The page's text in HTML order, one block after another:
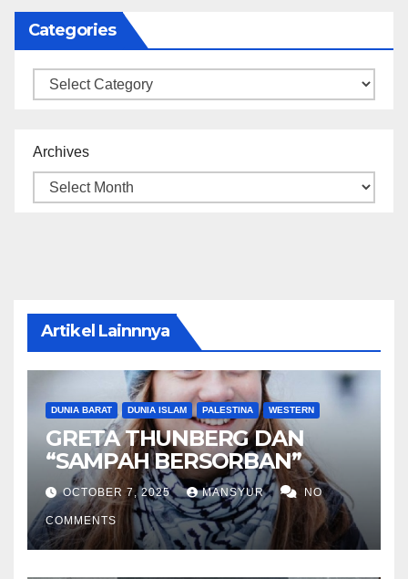
Categories
Categories
Archives
Artikel Lainnnya
DUNIA BARAT DUNIA ISLAM PALESTINA WESTERN
GRETA THUNBERG DAN
“SAMPAH BERSORBAN”
OCTOBER 7, 2025 MANSYUR NO
COMMENTS